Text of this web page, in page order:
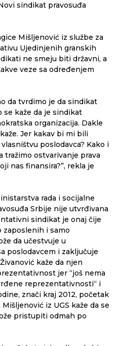
sindikat pravosuđa
Mišljenović iz službe za
Ujedinjenih granskih
ne smeju biti državni, a
veze sa određenjem
da tvrdimo je da sindikat
se kaže da je sindikat
organizacija. Dakle
Jer kakav bi mi bili
poslodavca? Kako i
tražimo ostvarivanje prava
nas finansira?”, rekla je
rada i socijalne
Srbije nije utvrđivana
sindikat je onaj čije
zaposlenih i samo
da učestvuje u
poslodavcem i zaključuje
kaže da njen
jer “još nema
reprezentativnosti“ i
znači kraj 2012, početak
iz UGS kaže da se
pristupiti odmah po